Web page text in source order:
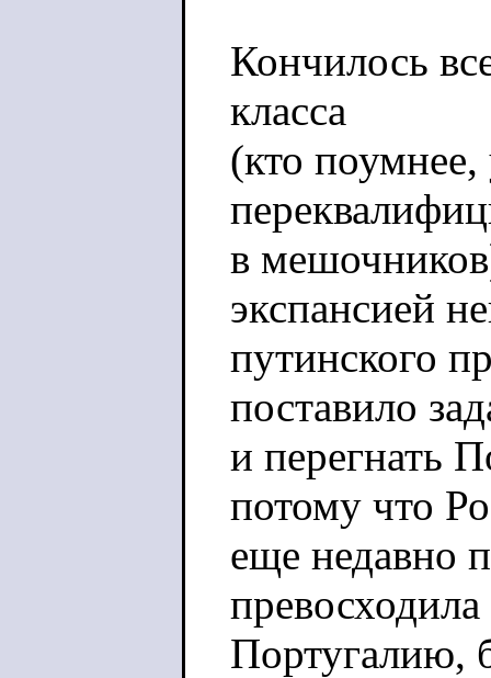
Кончилось
класса
(кто поумнее,
в
экспансией
путинского
поставило
и перегнать
потому что
еще недавно
превосходила
Португалию,